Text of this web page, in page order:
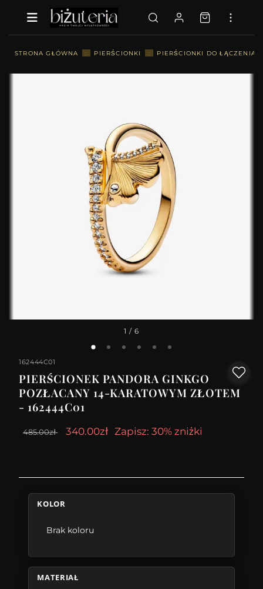
STRONA GŁÓWNA :: PIERŚCIONKI :: PIERŚCIONKI DO ŁĄCZENIA
1 / 6
162444C01
PIERŚCIONEK PANDORA GINKGO
POZŁACANY 14-KARATOWYM ZŁOTEM
- 162444C01
485.00zł 340.00zł Zapisz: 30% zniżki
KOLOR
Brak koloru
MATERIAŁ